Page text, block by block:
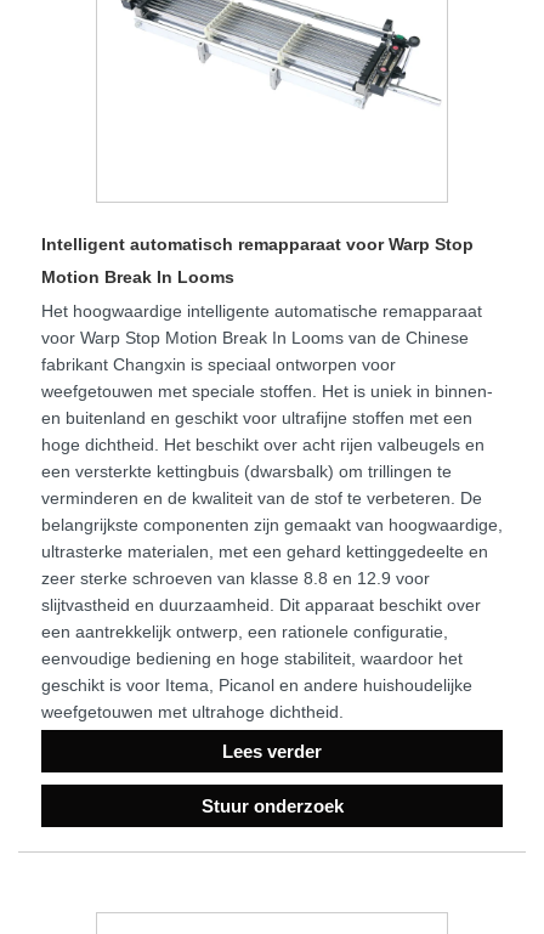
Intelligent automatisch remapparaat voor Warp Stop
Motion Break In Looms
Het hoogwaardige intelligente automatische remapparaat
voor Warp Stop Motion Break In Looms van de Chinese
fabrikant Changxin is speciaal ontworpen voor
weefgetouwen met speciale stoffen. Het is uniek in binnen-
en buitenland en geschikt voor ultrafijne stoffen met een
hoge dichtheid. Het beschikt over acht rijen valbeugels en
een versterkte kettingbuis (dwarsbalk) om trillingen te
verminderen en de kwaliteit van de stof te verbeteren. De
belangrijkste componenten zijn gemaakt van hoogwaardige,
ultrasterke materialen, met een gehard kettinggedeelte en
zeer sterke schroeven van klasse 8.8 en 12.9 voor
slijtvastheid en duurzaamheid. Dit apparaat beschikt over
een aantrekkelijk ontwerp, een rationele configuratie,
eenvoudige bediening en hoge stabiliteit, waardoor het
geschikt is voor Itema, Picanol en andere huishoudelijke
weefgetouwen met ultrahoge dichtheid.
Lees verder
Stuur onderzoek